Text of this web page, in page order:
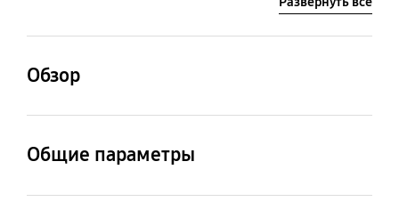
Обзор
BAR Plus
Общие параметры
Тип продукта Семейство продуктов